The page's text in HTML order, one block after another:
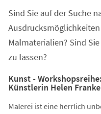
neuen
Tab)
Sind Sie auf der Suche
Malmaterialien? Sind
zu lassen?
Kunst -
Künstlerin Helen
Malerei ist eine herrlich